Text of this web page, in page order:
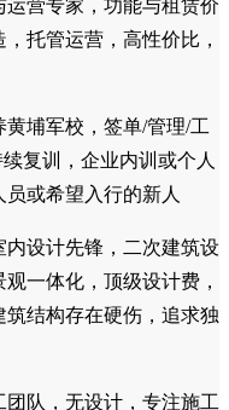
，5步美学公式，风格
要求的品质/顶豪层业主
，企业管理/流程/标准
企业管理者
运营专家，功能与租赁价
托管运营，高性价比，